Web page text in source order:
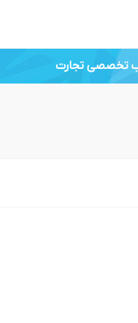
تخصصی تجارت